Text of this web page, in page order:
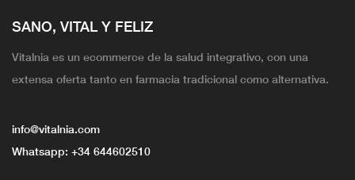
SANO, VITAL Y FELIZ
Vitalnia es un ecommerce de la salud integrativo, con una
extensa oferta tanto en farmacia tradicional como alternativa.
info@vitalnia.com
Whatsapp: +34 644602510